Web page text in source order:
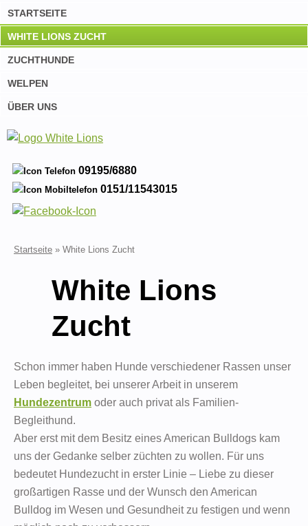
STARTSEITE
WHITE LIONS ZUCHT
ZUCHTHUNDE
WELPEN
ÜBER UNS
09195/6880
0151/11543015
Startseite » White Lions Zucht
White Lions
Zucht
Schon immer haben Hunde verschiedener Rassen unser
Leben begleitet, bei unserer Arbeit in unserem
Hundezentrum oder auch privat als Familien-
Begleithund.
Aber erst mit dem Besitz eines American Bulldogs kam
uns der Gedanke selber züchten zu wollen. Für uns
bedeutet Hundezucht in erster Linie – Liebe zu dieser
großartigen Rasse und der Wunsch den American
Bulldog im Wesen und Gesundheit zu festigen und wenn